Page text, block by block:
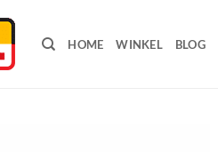
HOME WINKEL BLOG